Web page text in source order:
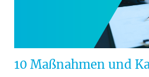
10 Maßnahmen und